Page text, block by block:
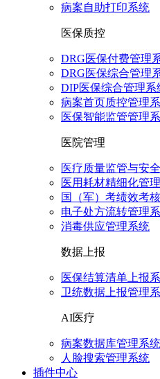
病案自助打印系统
医保质控
DRG医保付费管理
DRG医保综合管理
DIP医保综合管理系
病案首页质控管理
医保智能监管管理
医院管理
医疗质量监管与安
医用耗材精细化管
国（军）考绩效考
电子处方流转管理
消毒供应管理系统
数据上报
医保结算清单上报
卫统数据上报管理
AI医疗
病案数据库管理系统
人脸搜索管理系统
插件中心